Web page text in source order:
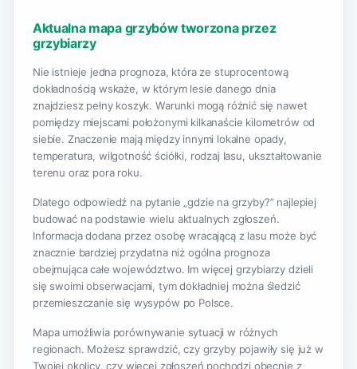
Aktualna mapa grzybów tworzona przez
grzybiarzy
Nie istnieje jedna prognoza, która ze stuprocentową
dokładnością wskaże, w którym lesie danego dnia
znajdziesz pełny koszyk. Warunki mogą różnić się nawet
pomiędzy miejscami położonymi kilkanaście kilometrów od
siebie. Znaczenie mają między innymi lokalne opady,
temperatura, wilgotność ściółki, rodzaj lasu, ukształtowanie
terenu oraz pora roku.
Dlatego odpowiedź na pytanie „gdzie na grzyby?” najlepiej
budować na podstawie wielu aktualnych zgłoszeń.
Informacja dodana przez osobę wracającą z lasu może być
znacznie bardziej przydatna niż ogólna prognoza
obejmująca całe województwo. Im więcej grzybiarzy dzieli
się swoimi obserwacjami, tym dokładniej można śledzić
przemieszczanie się wysypów po Polsce.
Mapa umożliwia porównywanie sytuacji w różnych
regionach. Możesz sprawdzić, czy grzyby pojawiły się już w
Twojej okolicy, czy więcej zgłoszeń pochodzi obecnie z